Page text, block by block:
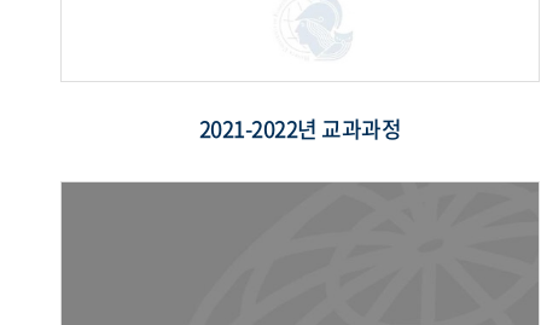
2021-2022년 교과과정